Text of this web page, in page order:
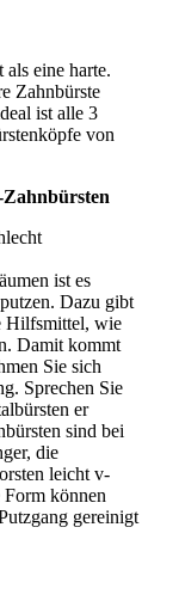
als eine harte.
Zahnbürste
ist alle 3
von
Zahnbürsten
ist es
Dazu gibt
Hilfsmittel, wie
Damit kommt
Sie sich
Sprechen Sie
er
sind bei
die
leicht v-
Form können
gereinigt